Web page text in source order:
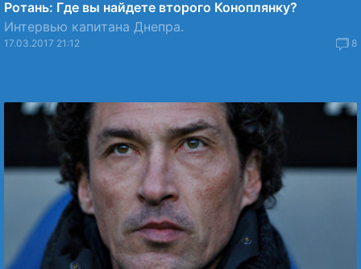
Ротань: Где вы найдете второго Коноплянку?
Интервью капитана Днепра.
17.03.2017 21:12 8